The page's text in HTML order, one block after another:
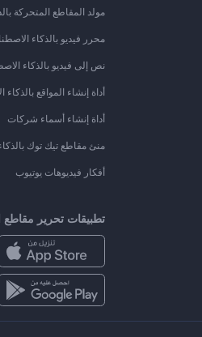
مولد المقاطع المتحركة
محرر فيديو بالذكاء
نص إلى فيديو بالذكاء
أداة إنشاء المواقع
أداة إنشاء أسماء شركات
منئ مقاطع تيك توك
أفكار فيديوهات يوتيوب
تطبيقات تحرير مقاطع